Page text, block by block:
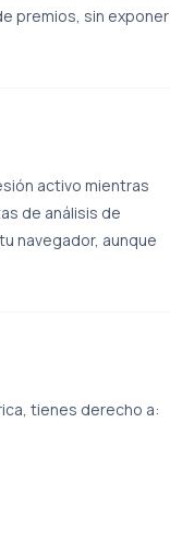
premios, sin exponer
activo mientras
de análisis de
navegador, aunque
tienes derecho a: